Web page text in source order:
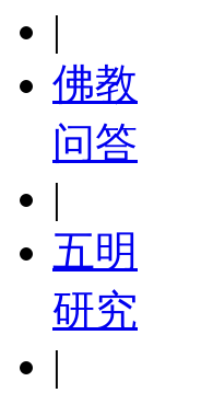
|
佛教
问答
|
五明
研究
|